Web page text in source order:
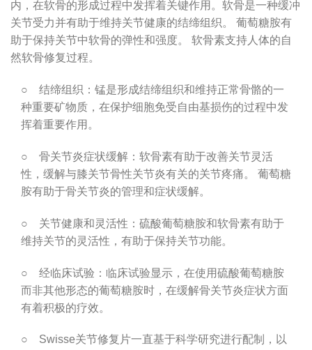
内，在软骨的形成过程中发挥着关键作用。软骨是一种缓冲
关节受力并有助于维持关节健康的结缔组织。 葡萄糖胺有
助于保持关节中软骨的弹性和强度。 软骨素支持人体的自
然软骨修复过程。
○ 结缔组织：锰是形成结缔组织和维持正常骨骼的一
种重要矿物质，在保护细胞免受自由基损伤的过程中发
挥着重要作用。
○ 骨关节炎症状缓解：软骨素有助于改善关节灵活
性，缓解与膝关节骨性关节炎有关的关节疼痛。 葡萄糖
胺有助于骨关节炎的管理和症状缓解。
○ 关节健康和灵活性：硫酸葡萄糖胺和软骨素有助于
维持关节的灵活性，有助于保持关节功能。
○ 经临床试验：临床试验显示，在使用硫酸葡萄糖胺
而非其他形态的葡萄糖胺时，在缓解骨关节炎症状方面
有着积极的疗效。
○ Swisse关节修复片一直基于科学研究进行配制，以